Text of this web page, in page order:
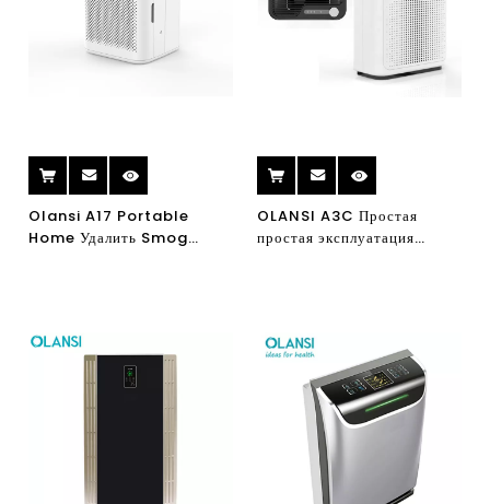
Olansi A17 Portable
Home Удалить Smog
очиститель воздуха
OLANSI A3C Простая
простая эксплуатация